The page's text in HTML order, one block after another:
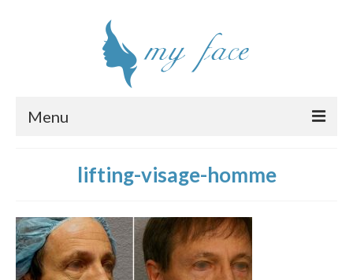
Menu
Clinique
Chirurgiens
lifting-visage-homme